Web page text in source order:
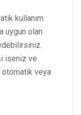
kullanım
uygun olan
iseniz ve
otomatik veya